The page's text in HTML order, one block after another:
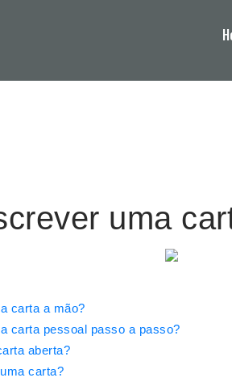
uma
carta a mão?
carta pessoal passo a passo?
aberta?
carta?